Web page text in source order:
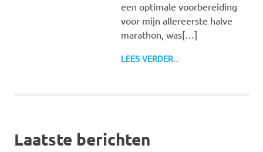
een optimale voorbereiding
voor mijn allereerste halve
marathon, was[…]
LEES VERDER...
Laatste berichten